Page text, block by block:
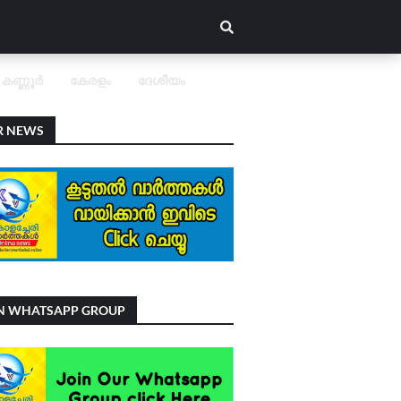
കണ്ണൂർ കേരളം ദേശീയം
NEWS
WHATSAPP GROUP